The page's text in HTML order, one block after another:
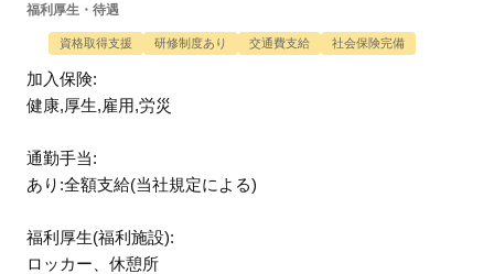
福利厚生・待遇
資格取得支援 研修制度あり 交通費支給 社会保険完備
加入保険:
健康,厚生,雇用,労災
通勤手当:
あり:全額支給(当社規定による)
福利厚生(福利施設):
ロッカー、休憩所